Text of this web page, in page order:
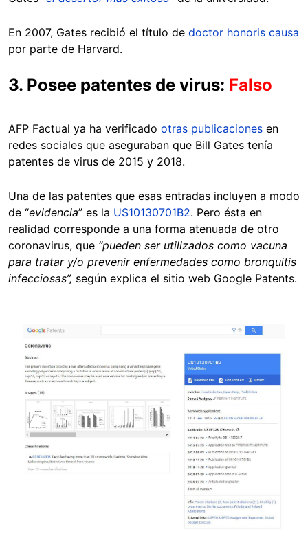
En 2007, Gates recibió el título de doctor honoris causa
por parte de Harvard.
3. Posee patentes de virus: Falso
AFP Factual ya ha verificado otras publicaciones en
redes sociales que aseguraban que Bill Gates tenía
patentes de virus de 2015 y 2018.
Una de las patentes que esas entradas incluyen a modo
de “evidencia” es la US10130701B2. Pero ésta en
realidad corresponde a una forma atenuada de otro
coronavirus, que “pueden ser utilizados como vacuna
para tratar y/o prevenir enfermedades como bronquitis
infecciosas”, según explica el sitio web Google Patents.
Image